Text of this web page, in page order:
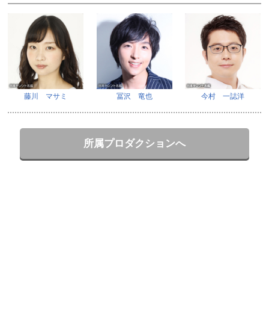
藤川 マサミ 冨沢 竜也 今村 一誌洋
所属プロダクションへ